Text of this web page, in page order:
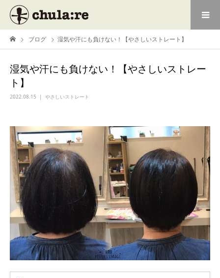
ブログ 湿気や汗にも負けない！【やさしいストレート】
湿気や汗にも負けない！【やさしいストレー
ト】
2022.08.15 やさしいストレート